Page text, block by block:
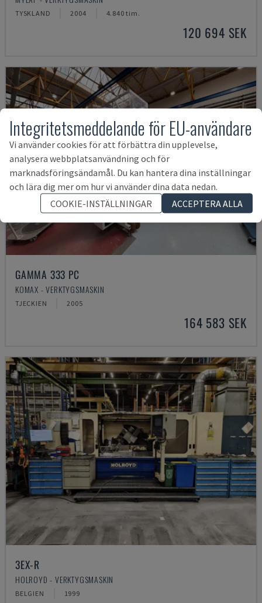
TYSKLAND 2004 4.840 tim.
120 694 SEK
GAMMA 333 PC
KOMAX - VERKTYGSMASKIN
TJECKIEN 2005
164 583 SEK
3EX-R
HOLROYD - VERKTYGSMASKIN
BELGIEN 1999
Integritetsmeddelande för EU-användare
Vi använder cookies för att förbättra din upplevelse,
analysera webbplatsanvändning och för
marknadsföringsändamål. Du kan hantera dina inställningar
och lära dig mer om hur vi använder dina data nedan.
COOKIE-INSTÄLLNINGAR
ACCEPTERA ALLA